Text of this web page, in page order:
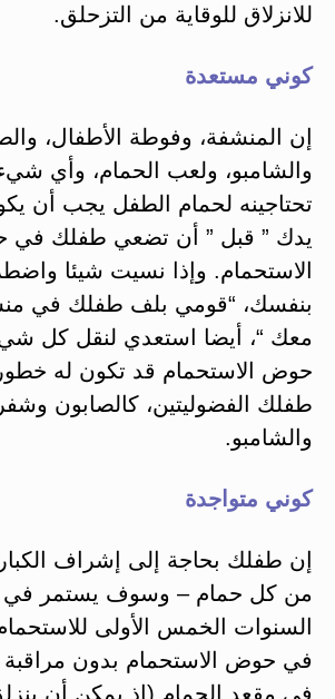
للانزلاق للوقاية من التزحلق.
كوني مستعدة
إن المنشفة، وفوطة الأطفال،
والشامبو، ولعب الحمام، وأي
تحتاجينه لحمام الطفل يجب أن
يدك ” قبل ” أن تضعي طفلك
الاستحمام. وإذا نسيت شيئا
بنفسك، “قومي بلف طفلك في
معك “، أيضا استعدي لنقل كل
حوض الاستحمام قد تكون له
طفلك الفضوليتين، كالصابون
والشامبو.
كوني متواجدة
إن طفلك بحاجة إلى إشراف
من كل حمام – وسوف يستمر
السنوات الخمس الأولى
في حوض الاستحمام بدون مراقبة
في مقعد الحمام (إذ يمكن أن